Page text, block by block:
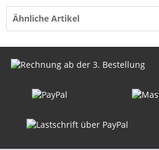
Ähnliche Artikel